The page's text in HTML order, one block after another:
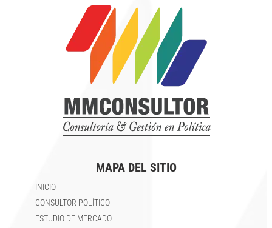
MAPA DEL SITIO
INICIO
CONSULTOR POLÍTICO
ESTUDIO DE MERCADO